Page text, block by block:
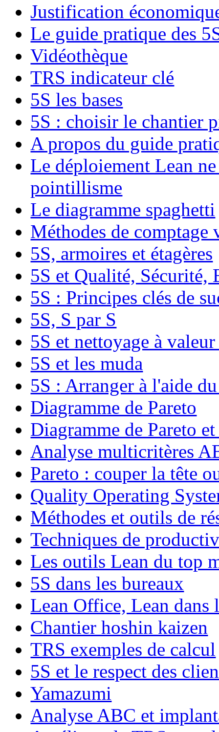
Justification
Le guide pratique des
Vidéothèque
TRS indicateur clé
5S les bases
5S : choisir le chantier
A propos du guide
Le déploiement Lean
pointillisme
Le diagramme spaghetti
Méthodes de comptage
5S, armoires et étagères
5S et Qualité, Sécurité,
5S : Principes clés de
5S, S par S
5S et nettoyage à
5S et les muda
5S : Arranger à l'aide
Diagramme de Pareto
Diagramme de Pareto
Analyse multicritères
Pareto : couper la tête
Quality Operating
Méthodes et outils de
Techniques de
Les outils Lean du top
5S dans les bureaux
Lean Office, Lean dans
Chantier hoshin kaizen
TRS exemples de calcul
5S et le respect des
Yamazumi
Analyse ABC et